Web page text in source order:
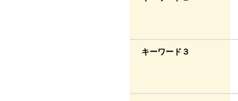
キーワード３